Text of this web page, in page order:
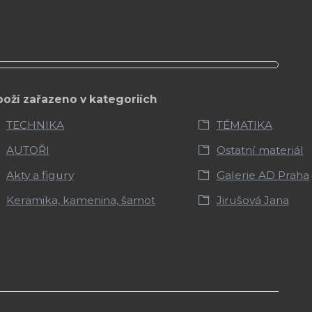
zařazeno v kategoriích
TECHNIKA
TÉMATIKA
AUTOŘI
Ostatní materiál
Akty a figury
Galerie AD Praha
Keramika, kamenina, šamot
Jirušová Jana